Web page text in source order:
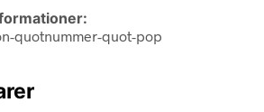
quotnummer-quot-pop